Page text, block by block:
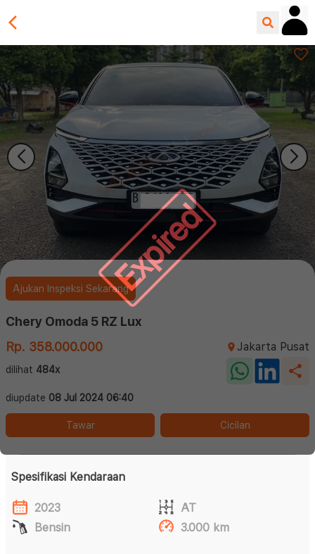
Expired
Ajukan Inspeksi Sekarang
Chery Omoda 5 RZ Lux
Rp. 358.000.000
Jakarta Pusat
dilihat 484x
diupdate 08 Jul 2024 06:40
Tawar Cicilan
Spesifikasi Kendaraan
2023
AT
Bensin
3.000 km